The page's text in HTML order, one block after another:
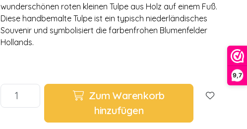
9,7
wunderschönen roten kleinen Tulpe aus Holz auf einem Fuß.
Diese handbemalte Tulpe ist ein typisch niederländisches
Souvenir und symbolisiert die farbenfrohen Blumenfelder
Hollands.
Zum Warenkorb
hinzufügen